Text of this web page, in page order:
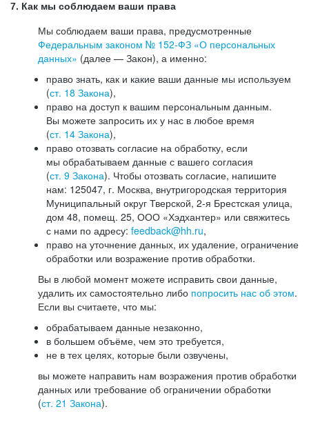
7. Как мы соблюдаем ваши права
Мы соблюдаем ваши права, предусмотренные
Федеральным законом № 152-ФЗ «О персональных
данных» (далее — Закон), а именно:
право знать, как и какие ваши данные мы используем
(ст. 18 Закона),
право на доступ к вашим персональным данным.
Вы можете запросить их у нас в любое время
(ст. 14 Закона),
право отозвать согласие на обработку, если
мы обрабатываем данные с вашего согласия
(ст. 9 Закона). Чтобы отозвать согласие, напишите
нам: 125047, г. Москва, внутригородская территория
Муниципальный округ Тверской, 2-я Брестская улица,
дом 48, помещ. 25, ООО «Хэдхантер» или свяжитесь
с нами по адресу: feedback@hh.ru,
право на уточнение данных, их удаление, ограничение
обработки или возражение против обработки.
Вы в любой момент можете исправить свои данные,
удалить их самостоятельно либо попросить нас об этом.
Если вы считаете, что мы:
обрабатываем данные незаконно,
в большем объёме, чем это требуется,
не в тех целях, которые были озвучены,
вы можете направить нам возражения против обработки
данных или требование об ограничении обработки
(ст. 21 Закона).